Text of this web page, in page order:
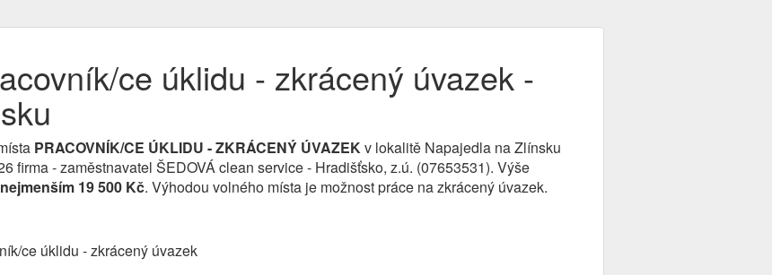
ce úklidu - zkrácený úvazek -
PRACOVNÍK/CE ÚKLIDU - ZKRÁCENÝ ÚVAZEKv lokalitě Napajedla na Zlínsku
firma - zaměstnavatel ŠEDOVÁ clean service - Hradišťsko, z.ú. (07653531). Výše
19 500 Kč. Výhodou volného místa je možnost práce na zkrácený úvazek.
ce úklidu - zkrácený úvazek